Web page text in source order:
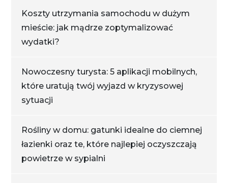
Koszty utrzymania samochodu w dużym
mieście: jak mądrze zoptymalizować
wydatki?
Nowoczesny turysta: 5 aplikacji mobilnych,
które uratują twój wyjazd w kryzysowej
sytuacji
Rośliny w domu: gatunki idealne do ciemnej
łazienki oraz te, które najlepiej oczyszczają
powietrze w sypialni